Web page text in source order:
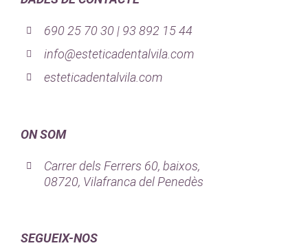
690 25 70 30 | 93 892 15 44
info@esteticadentalvila.com
esteticadentalvila.com
ON SOM
Carrer dels Ferrers 60, baixos,
08720, Vilafranca del Penedès
SEGUEIX-NOS